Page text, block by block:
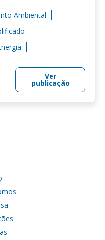
Ambiental
Ver
publicação